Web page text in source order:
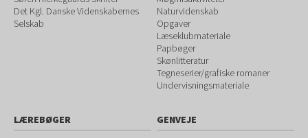
Det Kgl. Danske Videnskabernes
Selskab
Naturvidenskab
Opgaver
Læseklubmateriale
Papbøger
Skønlitteratur
Tegneserier/grafiske romaner
Undervisningsmateriale
LÆREBØGER GENVEJE